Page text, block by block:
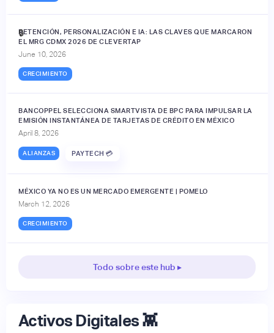
RETENCIÓN, PERSONALIZACIÓN E IA: LAS CLAVES QUE MARCARON
EL MRG CDMX 2026 DE CLEVERTAP
June 10, 2026
CRECIMIENTO
🔒
BANCOPPEL SELECCIONA SMARTVISTA DE BPC PARA IMPULSAR LA
EMISIÓN INSTANTÁNEA DE TARJETAS DE CRÉDITO EN MÉXICO
April 8, 2026
ALIANZAS PAYTECH 💳
MÉXICO YA NO ES UN MERCADO EMERGENTE | POMELO
March 12, 2026
CRECIMIENTO
Todo sobre este hub ▸
Activos Digitales 👾